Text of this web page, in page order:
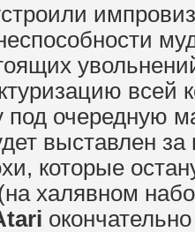
всей
очередную
выставлен
которые
халявном